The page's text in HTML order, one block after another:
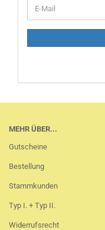
ZUR
E-
Mail
MEHR ÜBER...
Gutscheine
Bestellung
Stammkunden
Typ I. + Typ II.
Widerrufsrecht